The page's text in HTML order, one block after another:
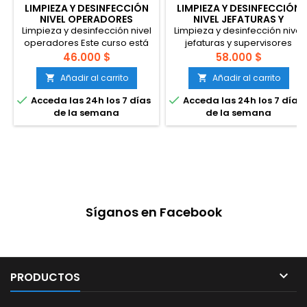
LIMPIEZA Y DESINFECCIÓN
NIVEL OPERADORES
Limpieza y desinfección nivel
operadores Este curso está
diseñado con herramientas y
teoría para que el
participante pueda aplicar
correctamente procesos de
limpieza y sanitización de
superficies. Está enfocado
específicamente a
46.000 $
 Añadir al carrito
 Acceda las 24h los 7 días
de la semana
LIMPIEZA Y DESINFECCIÓN
NIVEL JEFATURAS Y
SUPERVISORES
Limpieza y desinfección nivel
jefaturas y supervisores
Curso diseñado para
entregar herramientas y
contenidos con el objetivo de
enseñar al participante
a planificar y aplicar
procesos de limpieza y
desinfección enfocados
58.000 $
 Añadir al carrito
 Acceda las 24h los 7 días
de la semana
Síganos en Facebook
PRODUCTOS 